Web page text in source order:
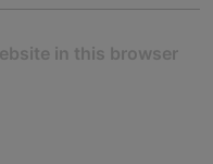
in this browser